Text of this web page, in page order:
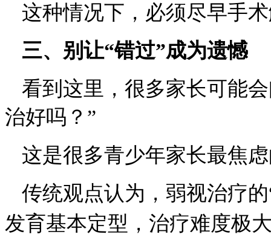
这种情况下，必须尽早手
三、 别让“错过”成为遗憾
看到这里，很多家长可能
治好吗？”
这是很多青少年家长最焦
传统观点认为，弱视治疗的
发育基本定型，治疗难度极